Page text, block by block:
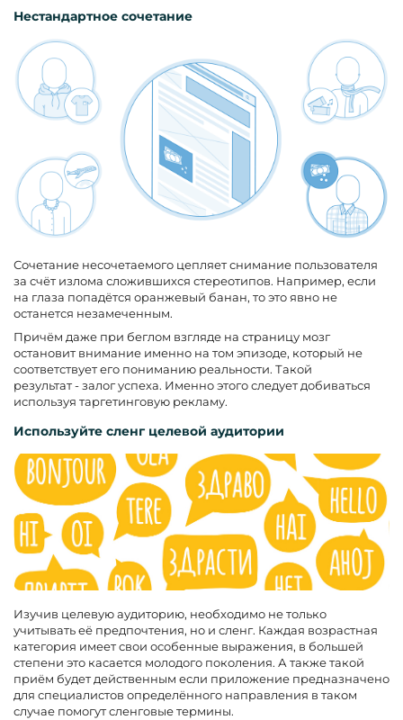
Нестандартное сочетание
Сочетание несочетаемого цепляет снимание пользователя
за счёт излома сложившихся стереотипов. Например, если
на глаза попадётся оранжевый банан, то это явно не
останется незамеченным.
Причём даже при беглом взгляде на страницу мозг
остановит внимание именно на том эпизоде, который не
соответствует его пониманию реальности. Такой
результат - залог успеха. Именно этого следует добиваться
используя таргетинговую рекламу.
Используйте сленг целевой аудитории
Изучив целевую аудиторию, необходимо не только
учитывать её предпочтения, но и сленг. Каждая возрастная
категория имеет свои особенные выражения, в большей
степени это касается молодого поколения. А также такой
приём будет действенным если приложение предназначено
для специалистов определённого направления в таком
случае помогут сленговые термины.